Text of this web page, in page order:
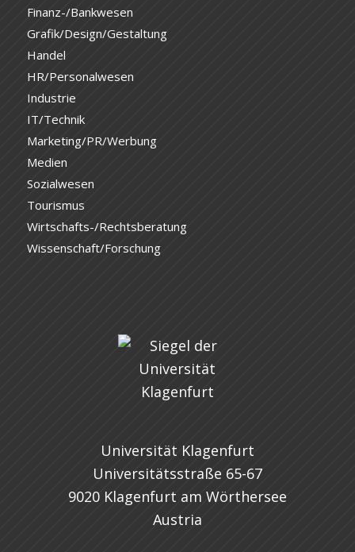
Finanz-/Bankwesen
Grafik/Design/Gestaltung
Handel
HR/Personalwesen
Industrie
IT/Technik
Marketing/PR/Werbung
Medien
Sozialwesen
Tourismus
Wirtschafts-/Rechtsberatung
Wissenschaft/Forschung
Universität Klagenfurt
Universitätsstraße 65-67
9020 Klagenfurt am Wörthersee
Austria